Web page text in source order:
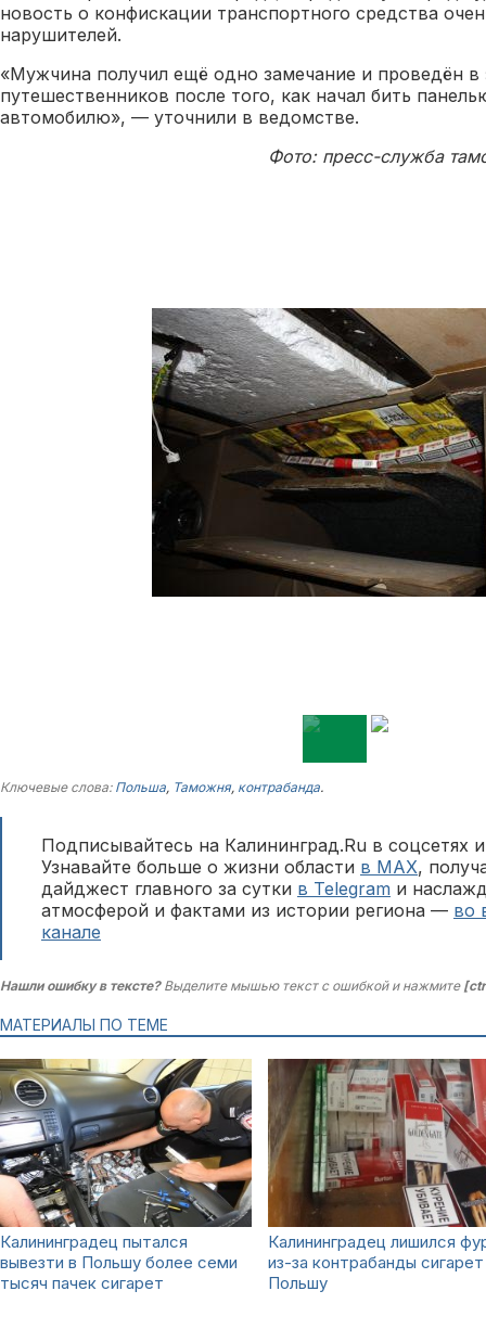
новость о конфискации транспортного средства
нарушителей.
«Мужчина получил ещё одно замечание и проведён в
путешественников после того, как начал бить
автомобилю», — уточнили в ведомстве.
Фото: пресс-служба
Ключевые слова: Польша, Таможня, контрабанда.
Подписывайтесь на Калининград.Ru в соцсетях
Узнавайте больше о жизни области в MAX,
дайджест главного за сутки в Telegram и
атмосферой и фактами из истории региона — во
канале
Нашли ошибку в тексте?Выделите мышью текст с ошибкой и нажмите
МАТЕРИАЛЫ ПО ТЕМЕ
Калининградец пытался
вывезти в Польшу более семи
тысяч пачек сигарет
Калининградец лишился
из-за контрабанды
Польшу